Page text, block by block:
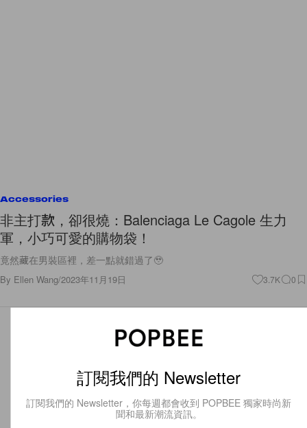
Accessories
非主打款，卻很燒：Balenciaga Le Cagole 生力
軍，小巧可愛的購物袋！
竟然藏在男裝區裡，差一點就錯過了🥹
By Ellen Wang/2023年11月19日 3.7K 0
訂閱我們的 Newsletter
訂閱我們的 Newsletter，你每週都會收到 POPBEE 獨家時尚新
聞和最新潮流資訊。